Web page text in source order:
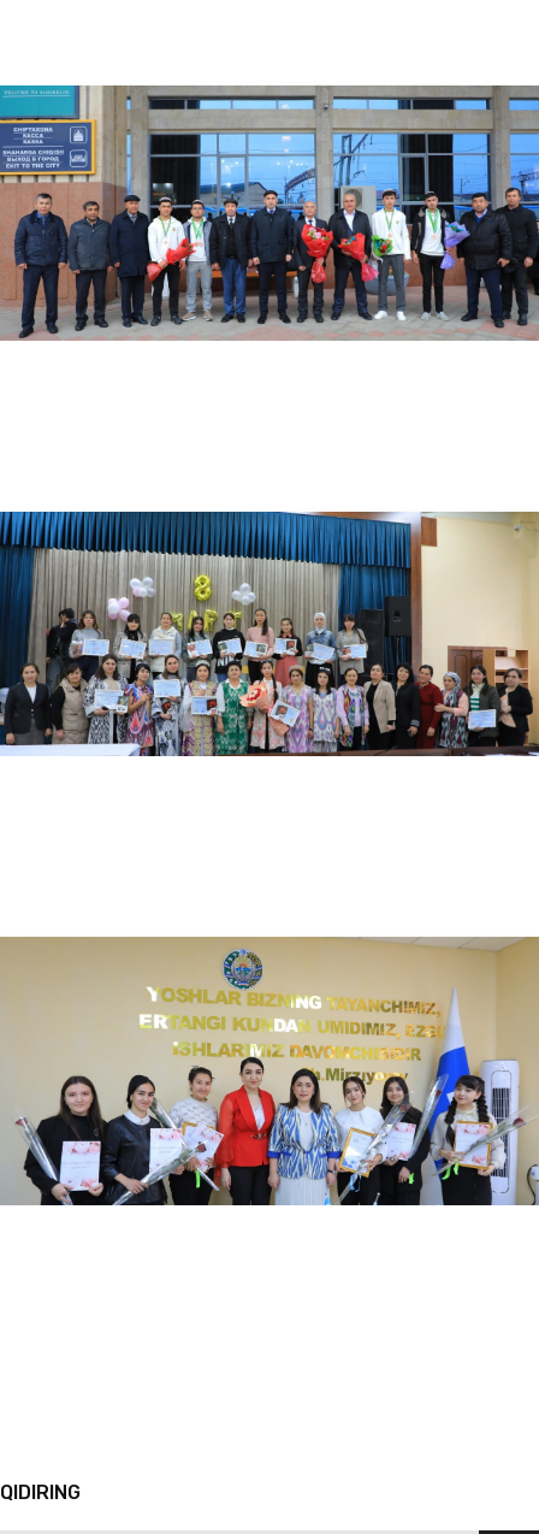
03.16.2024 2403
Farg’onada oliy ta'lim muassasalari rektorlari uchun "Yoshlarni vatanparvarlik ruhida tar…
03.16.2024 6708
Oliy ta'lim, fan va innovatsiyalar vazirligining navbatdagi kengaytirilgan hay'at yig'ili…
03.13.2024 4474
“Oʻzbekiston umumiy uyimiz” shiori ostida doʻstlik festivali oʻtkazildi
QIDIRING